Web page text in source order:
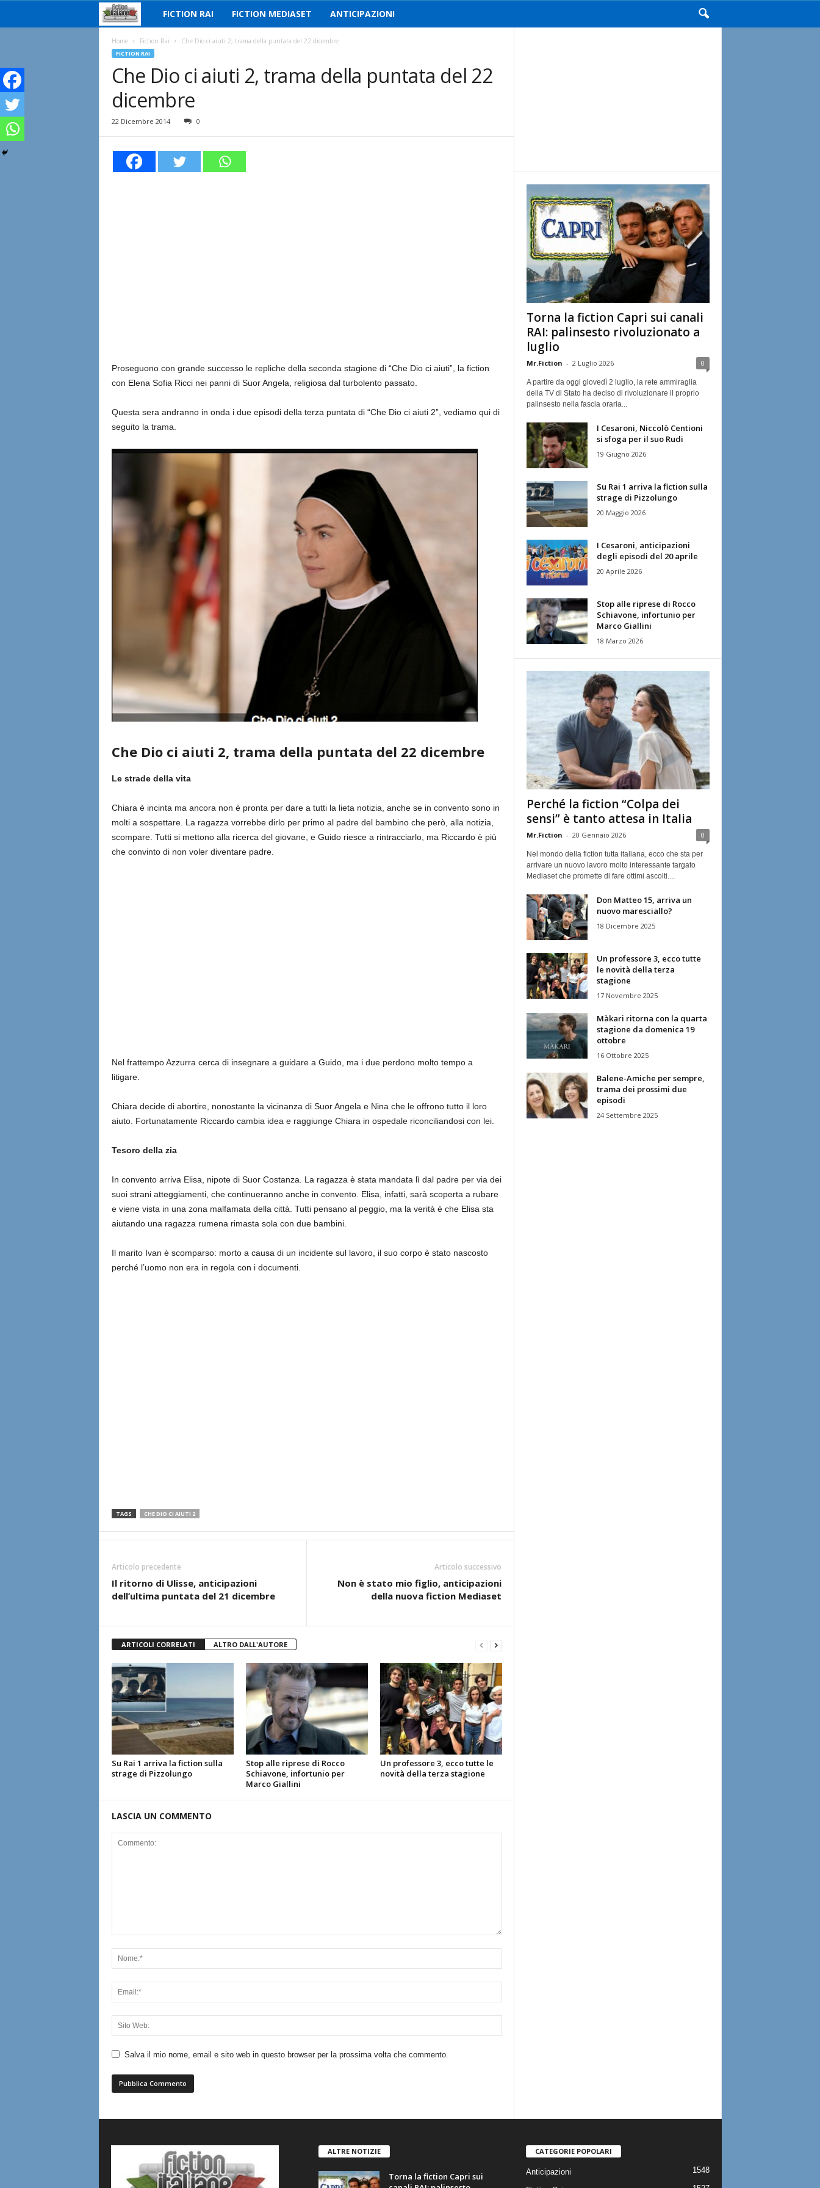
i
c
n
FICTION RAI FICTION MEDIASET ANTICIPAZIONI
Home Fiction Rai Che Dio ci aiuti 2, trama della puntata del 22 dicembre
FICTION RAI
Che Dio ci aiuti 2, trama della puntata del 22
dicembre
22 Dicembre 2014 0
Proseguono con grande successo le repliche della seconda stagione di “Che Dio ci aiuti”, la fiction
con Elena Sofia Ricci nei panni di Suor Angela, religiosa dal turbolento passato.
Questa sera andranno in onda i due episodi della terza puntata di “Che Dio ci aiuti 2”, vediamo qui di
seguito la trama.
Che Dio ci aiuti 2, trama della puntata del 22 dicembre
Le strade della vita
Chiara è incinta ma ancora non è pronta per dare a tutti la lieta notizia, anche se in convento sono in
molti a sospettare. La ragazza vorrebbe dirlo per primo al padre del bambino che però, alla notizia,
scompare. Tutti si mettono alla ricerca del giovane, e Guido riesce a rintracciarlo, ma Riccardo è più
che convinto di non voler diventare padre.
Nel frattempo Azzurra cerca di insegnare a guidare a Guido, ma i due perdono molto tempo a
litigare.
Chiara decide di abortire, nonostante la vicinanza di Suor Angela e Nina che le offrono tutto il loro
aiuto. Fortunatamente Riccardo cambia idea e raggiunge Chiara in ospedale riconciliandosi con lei.
Tesoro della zia
In convento arriva Elisa, nipote di Suor Costanza. La ragazza è stata mandata lì dal padre per via dei
suoi strani atteggiamenti, che continueranno anche in convento. Elisa, infatti, sarà scoperta a rubare
e viene vista in una zona malfamata della città. Tutti pensano al peggio, ma la verità è che Elisa sta
aiutando una ragazza rumena rimasta sola con due bambini.
Il marito Ivan è scomparso: morto a causa di un incidente sul lavoro, il suo corpo è stato nascosto
perché l’uomo non era in regola con i documenti.
TAGS CHE DIO CI AIUTI 2
Articolo precedente
Il ritorno di Ulisse, anticipazioni
dell’ultima puntata del 21 dicembre
Articolo successivo
Non è stato mio figlio, anticipazioni
della nuova fiction Mediaset
ARTICOLI CORRELATI ALTRO DALL'AUTORE
Su Rai 1 arriva la fiction sulla
strage di Pizzolungo
Stop alle riprese di Rocco
Schiavone, infortunio per
Marco Giallini
Un professore 3, ecco tutte le
novità della terza stagione
LASCIA UN COMMENTO
Salva il mio nome, email e sito web in questo browser per la prossima volta che commento.
Torna la fiction Capri sui canali
RAI: palinsesto rivoluzionato a
luglio
Mr.Fiction - 2 Luglio 2026 0
A partire da oggi giovedì 2 luglio, la rete ammiraglia
della TV di Stato ha deciso di rivoluzionare il proprio
palinsesto nella fascia oraria...
I Cesaroni, Niccolò Centioni
si sfoga per il suo Rudi
19 Giugno 2026
Su Rai 1 arriva la fiction sulla
strage di Pizzolungo
20 Maggio 2026
I Cesaroni, anticipazioni
degli episodi del 20 aprile
20 Aprile 2026
Stop alle riprese di Rocco
Schiavone, infortunio per
Marco Giallini
18 Marzo 2026
Perché la fiction “Colpa dei
sensi” è tanto attesa in Italia
Mr.Fiction - 20 Gennaio 2026 0
Nel mondo della fiction tutta italiana, ecco che sta per
arrivare un nuovo lavoro molto interessante targato
Mediaset che promette di fare ottimi ascolti....
Don Matteo 15, arriva un
nuovo maresciallo?
18 Dicembre 2025
Un professore 3, ecco tutte
le novità della terza
stagione
17 Novembre 2025
Màkari ritorna con la quarta
stagione da domenica 19
ottobre
16 Ottobre 2025
Balene-Amiche per sempre,
trama dei prossimi due
episodi
24 Settembre 2025
ALTRE NOTIZIE
Torna la fiction Capri sui
CATEGORIE POPOLARI
Anticipazioni 1548